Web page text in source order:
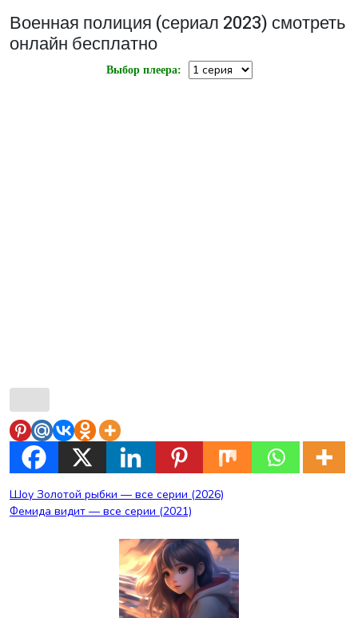
Военная полиция (сериал 2023) смотреть
онлайн бесплатно
Выбор плеера:
Навигация
по
Шоу Золотой рыбки — все серии (2026)
Фемида видит — все серии (2021)